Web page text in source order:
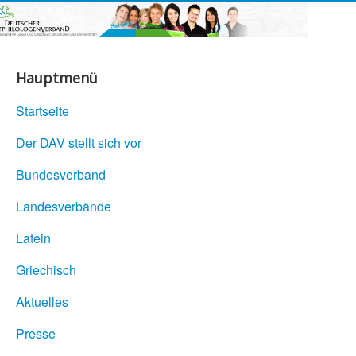
Hauptmenü
Startseite
Der DAV stellt sich vor
Bundesverband
Landesverbände
Latein
Griechisch
Aktuelles
Presse